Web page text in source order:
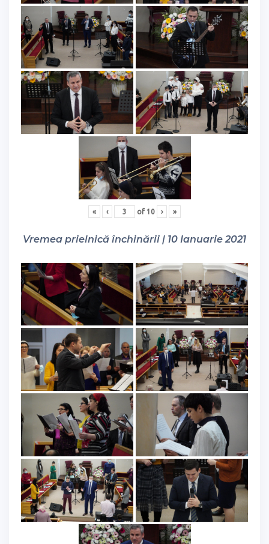
« ‹ of 10 › »
Vremea prielnică închinării | 10 Ianuarie 2021